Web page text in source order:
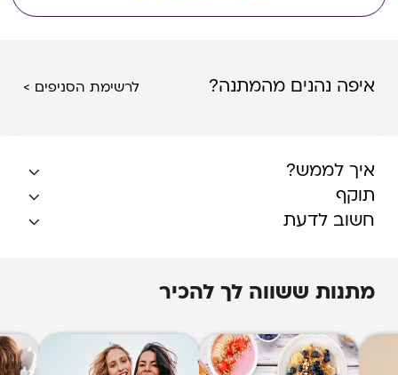
איפה נהנים מהמתנה? לרשימת הסניפים >
איך לממש?
תוקף
חשוב לדעת
מתנות ששווה לך להכיר